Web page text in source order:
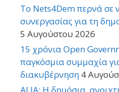
Το Nets4Dem περνά σε
συνεργασίας για τη
5 Αυγούστου 2026
15 χρόνια Open
παγκόσμια συμμαχία
διακυβέρνηση 4